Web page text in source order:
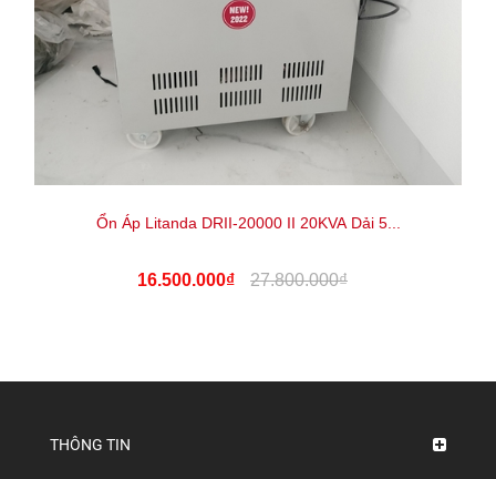
Ổn Áp Litanda DRII-20000 II 20KVA Dải 5...
16.500.000₫ 27.800.000₫
THÔNG TIN